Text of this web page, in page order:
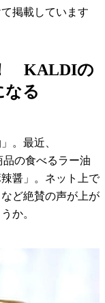
掲載しています
KALDIの
なる
。最近、
の食べるラー油
醤」。ネット上で
ど絶賛の声が上が
か。